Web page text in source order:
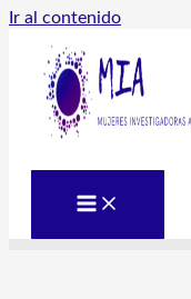
Ir al contenido